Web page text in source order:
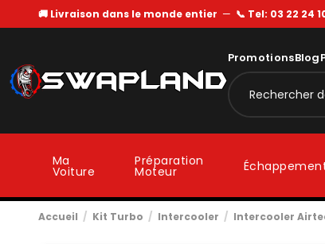
🚚 Livraison dans le monde entier — 📞 Tel: 03 22 24
PromotionsBlog
Ma
Voiture
Préparation
Moteur
Accueil Kit Turbo Intercooler Intercooler